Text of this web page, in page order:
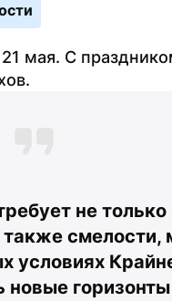
мая. С
не только
смелости,
условиях
новые